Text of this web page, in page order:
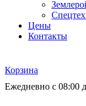
Цены
Контакты
Корзина
Ежедневно с 08:00